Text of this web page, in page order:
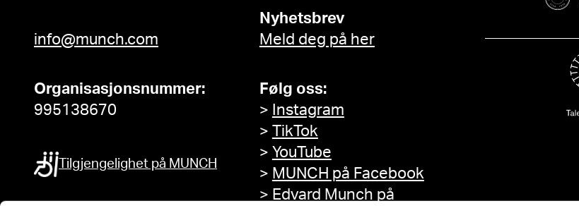
info@munch.com
Organisasjonsnummer:
995138670
Tilgjengelighet på MUNCH
Nyhetsbrev
Meld deg på her
Følg oss:
> Instagram
> TikTok
> YouTube
> MUNCH på Facebook
> Edvard Munch på